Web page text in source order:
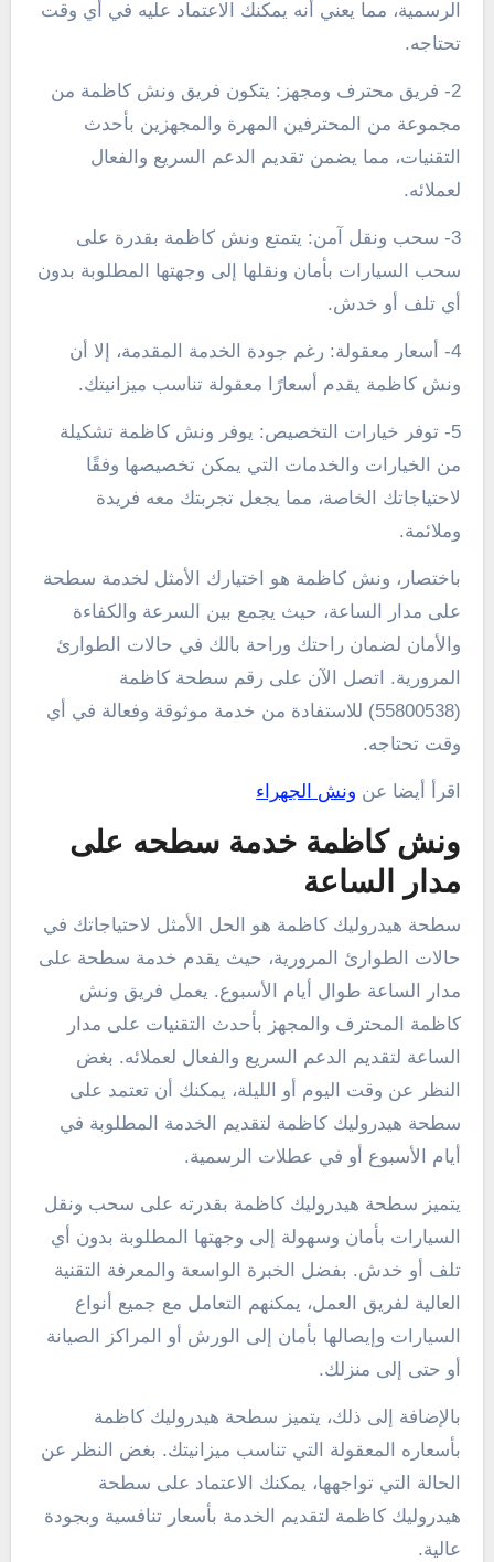
الرسمية، مما يعني أنه يمكنك الاعتماد عليه في أي وقت
تحتاجه.
2- فريق محترف ومجهز: يتكون فريق ونش كاظمة من
مجموعة من المحترفين المهرة والمجهزين بأحدث
التقنيات، مما يضمن تقديم الدعم السريع والفعال
لعملائه.
3- سحب ونقل آمن: يتمتع ونش كاظمة بقدرة على
سحب السيارات بأمان ونقلها إلى وجهتها المطلوبة بدون
أي تلف أو خدش.
4- أسعار معقولة: رغم جودة الخدمة المقدمة، إلا أن
ونش كاظمة يقدم أسعارًا معقولة تناسب ميزانيتك.
5- توفر خيارات التخصيص: يوفر ونش كاظمة تشكيلة
من الخيارات والخدمات التي يمكن تخصيصها وفقًا
لاحتياجاتك الخاصة، مما يجعل تجربتك معه فريدة
وملائمة.
باختصار، ونش كاظمة هو اختيارك الأمثل لخدمة سطحة
على مدار الساعة، حيث يجمع بين السرعة والكفاءة
والأمان لضمان راحتك وراحة بالك في حالات الطوارئ
المرورية. اتصل الآن على رقم سطحة كاظمة
(55800538) للاستفادة من خدمة موثوقة وفعالة في أي
وقت تحتاجه.
اقرأ أيضا عن ونش الجهراء
ونش كاظمة خدمة سطحه على
مدار الساعة
سطحة هيدروليك كاظمة هو الحل الأمثل لاحتياجاتك في
حالات الطوارئ المرورية، حيث يقدم خدمة سطحة على
مدار الساعة طوال أيام الأسبوع. يعمل فريق ونش
كاظمة المحترف والمجهز بأحدث التقنيات على مدار
الساعة لتقديم الدعم السريع والفعال لعملائه. بغض
النظر عن وقت اليوم أو الليلة، يمكنك أن تعتمد على
سطحة هيدروليك كاظمة لتقديم الخدمة المطلوبة في
أيام الأسبوع أو في عطلات الرسمية.
يتميز سطحة هيدروليك كاظمة بقدرته على سحب ونقل
السيارات بأمان وسهولة إلى وجهتها المطلوبة بدون أي
تلف أو خدش. بفضل الخبرة الواسعة والمعرفة التقنية
العالية لفريق العمل، يمكنهم التعامل مع جميع أنواع
السيارات وإيصالها بأمان إلى الورش أو المراكز الصيانة
أو حتى إلى منزلك.
بالإضافة إلى ذلك، يتميز سطحة هيدروليك كاظمة
بأسعاره المعقولة التي تناسب ميزانيتك. بغض النظر عن
الحالة التي تواجهها، يمكنك الاعتماد على سطحة
هيدروليك كاظمة لتقديم الخدمة بأسعار تنافسية وبجودة
عالية.